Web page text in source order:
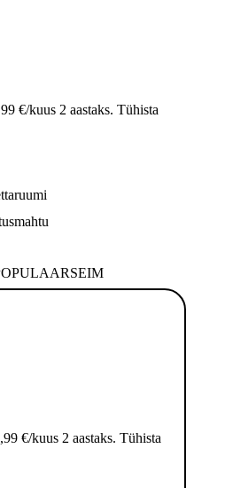
€/kuus 2 aastaks. Tühista
€/kuus 2 aastaks. Tühista